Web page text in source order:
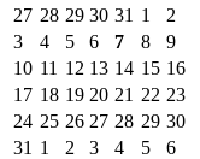
27 28 29 30 31 1
2
3
4 5 6 7 8
9
10 11 12 13 14 15 16
17 18 19 20 21 22 23
24 25 26 27 28 29 30
31 1 2 3 4 5 6